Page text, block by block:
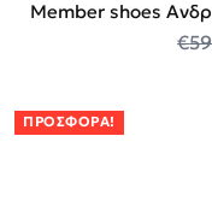
Member shoes
€
ΠΡΟΣΦΟΡΆ!